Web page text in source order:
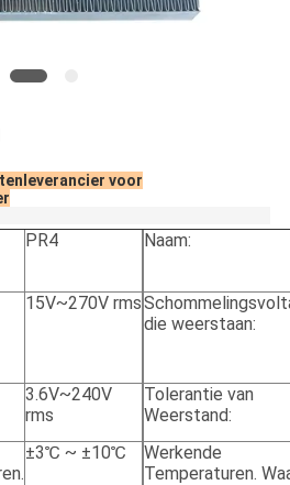
voor
PR4 Naam:
15V~270V rms
die weerstaan:
3.6V~240V
rms
Tolerantie van
Weerstand:
±3℃ ~ ±10℃
Werkende
Temperaturen.